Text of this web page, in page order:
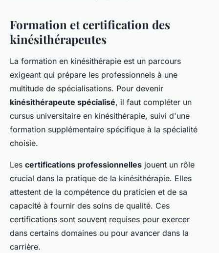
Formation et certification des
kinésithérapeutes
La formation en kinésithérapie est un parcours
exigeant qui prépare les professionnels à une
multitude de spécialisations. Pour devenir
kinésithérapeute spécialisé, il faut compléter un
cursus universitaire en kinésithérapie, suivi d'une
formation supplémentaire spécifique à la spécialité
choisie.
Les certifications professionnelles jouent un rôle
crucial dans la pratique de la kinésithérapie. Elles
attestent de la compétence du praticien et de sa
capacité à fournir des soins de qualité. Ces
certifications sont souvent requises pour exercer
dans certains domaines ou pour avancer dans la
carrière.